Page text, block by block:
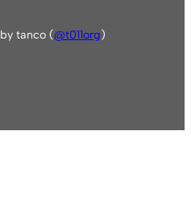
by tanco (@t011org)